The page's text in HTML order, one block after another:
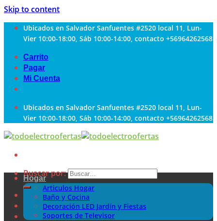
Skip to content
Ubicados en Salvador Sanfuentes #2520 local 11, Lun-
Vier 10:00-18:00, Sáb 10:00-14:00, contacto +56964262568
Carrito
Pagar
Mi Cuenta
Ubicados en Salvador Sanfuentes #2520 local 11, Lun-
Vier 10:00-18:00, Sáb 10:00-14:00, contacto +56964262568
Buscar por:
Hogar
Articulos Hogar
Baño y Cocina
Decoración LED Jardín y Fiestas
Soportes de Televisor